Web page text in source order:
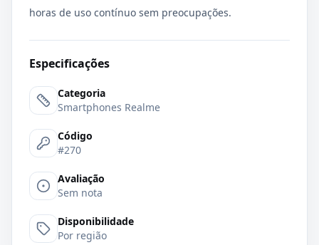
horas de uso contínuo sem preocupações.
Especificações
Categoria
Smartphones Realme
Código
#270
Avaliação
Sem nota
Disponibilidade
Por região